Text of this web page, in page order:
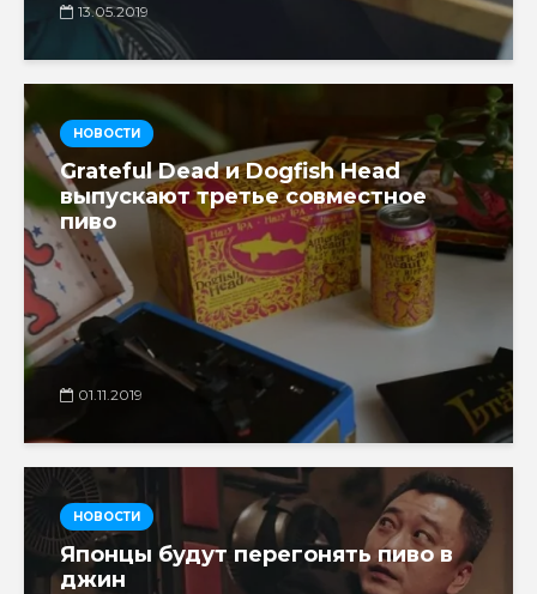
13.05.2019
НОВОСТИ
Grateful Dead и Dogfish Head
выпускают третье совместное
пиво
01.11.2019
НОВОСТИ
Японцы будут перегонять пиво в
джин